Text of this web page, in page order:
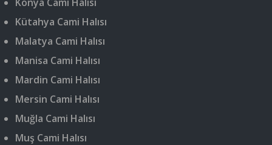
Kütahya Cami Halısı
Malatya Cami Halısı
Manisa Cami Halısı
Mardin Cami Halısı
Mersin Cami Halısı
Muğla Cami Halısı
Muş Cami Halısı